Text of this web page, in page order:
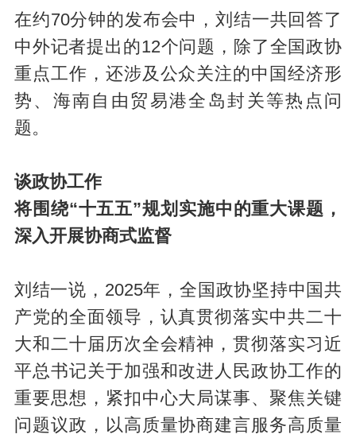
在约70分钟的发布会中，刘结一共回答了
中外记者提出的12个问题，除了全国政协
重点工作，还涉及公众关注的中国经济形
势、海南自由贸易港全岛封关等热点问
题。
谈政协工作
将围绕“十五五”规划实施中的重大课题，
深入开展协商式监督
刘结一说，2025年，全国政协坚持中国共
产党的全面领导，认真贯彻落实中共二十
大和二十届历次全会精神，贯彻落实习近
平总书记关于加强和改进人民政协工作的
重要思想，紧扣中心大局谋事、聚焦关键
问题议政，以高质量协商建言服务高质量